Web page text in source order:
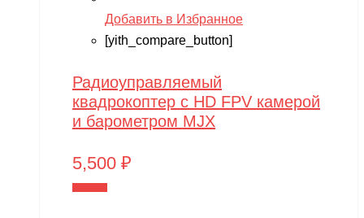
Добавить в Избранное
[yith_compare_button]
Радиоуправляемый
квадрокоптер с HD FPV камерой
и барометром MJX
5,500 ₽